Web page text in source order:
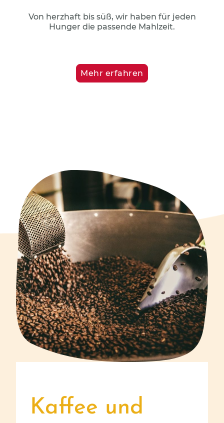
Von herzhaft bis süß, wir haben für jeden
Hunger die passende Mahlzeit.
Mehr erfahren
Kaffee und